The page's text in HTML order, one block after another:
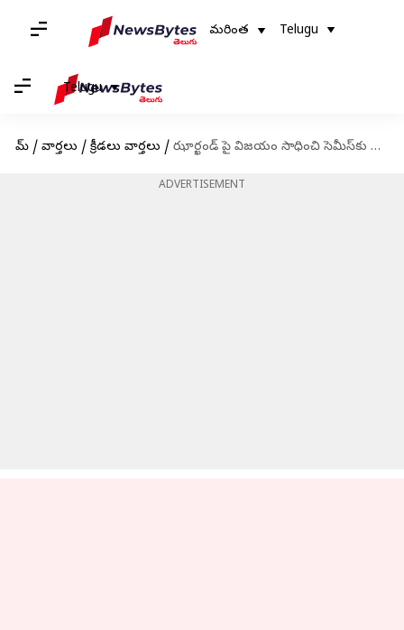
మరింత Telugu
Telugu
హోమ్ / వార్తలు / క్రీడలు వార్తలు / ఝార్ఖండ్ పై విజయం సాధించి సెమీస్‌కు చేరిన బెంగాల్
ADVERTISEMENT